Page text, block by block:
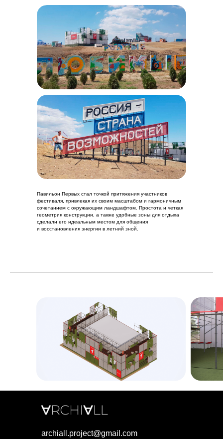
Павильон Первых стал точкой притяжения участников
фестиваля, привлекая их своим масштабом и гармоничным
сочетанием с окружающим ландшафтом. Простота и четкая
геометрия конструкции, а также удобные зоны для отдыха
сделали его идеальным местом для общения
и восстановления энергии в летний зной.
archiall.project@gmail.com